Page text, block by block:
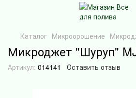
Каталог Микроорошение
Микроджет "Шуруп"
Артикул: 014141 Оставить отзыв